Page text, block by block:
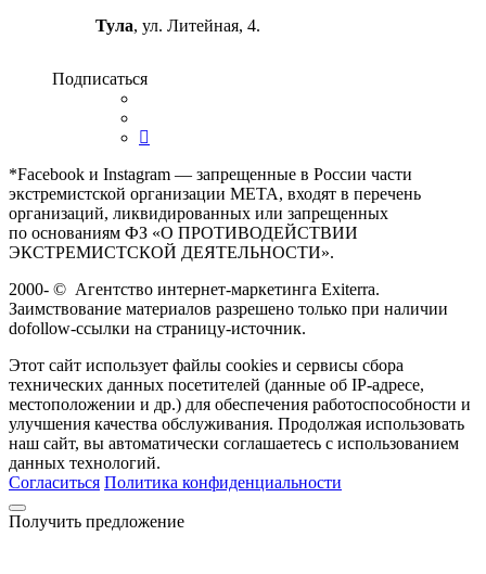
Тула, ул. Литейная, 4.
Подписаться
*Facebook и Instagram — запрещенные в России части
экстремистской организации META, входят в перечень
организаций, ликвидированных или запрещенных
по основаниям ФЗ «О ПРОТИВОДЕЙСТВИИ
ЭКСТРЕМИСТСКОЙ ДЕЯТЕЛЬНОСТИ».
2000- © Агентство интернет-маркетинга Exiterra.
Заимствование материалов разрешено только при наличии
dofollow-ссылки на страницу-источник.
Этот сайт использует файлы cookies и сервисы сбора
технических данных посетителей (данные об IP-адресе,
местоположении и др.) для обеспечения работоспособности и
улучшения качества обслуживания. Продолжая использовать
наш сайт, вы автоматически соглашаетесь с использованием
данных технологий.
Согласиться Политика конфиденциальности
Получить предложение